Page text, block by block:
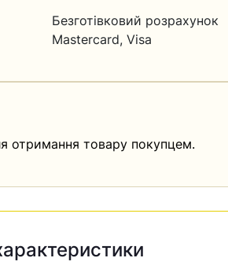
Безготівковий розрахунок
Mastercard, Visa
отримання товару покупцем.